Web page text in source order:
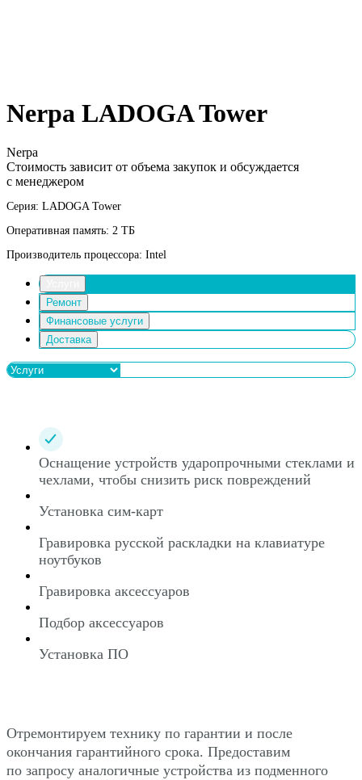
Nerpa LADOGA Tower
Nerpa
Стоимость зависит от объема закупок и обсуждается
с менеджером
Серия: LADOGA Tower
Оперативная память: 2 ТБ
Производитель процессора: Intel
Ремонт
Финансовые услуги
Доставка
Оснащение устройств ударопрочными стеклами и
чехлами, чтобы снизить риск повреждений
Установка сим-карт
Гравировка русской раскладки на клавиатуре
ноутбуков
Гравировка аксессуаров
Подбор аксессуаров
Установка ПО
Отремонтируем технику по гарантии и после
окончания гарантийного срока. Предоставим
по запросу аналогичные устройства из подменного